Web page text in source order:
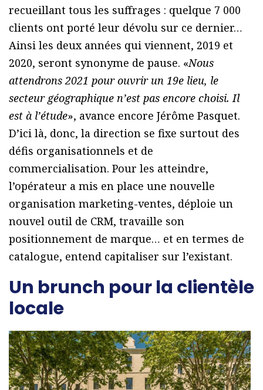
recueillant tous les suffrages : quelque 7 000
clients ont porté leur dévolu sur ce dernier…
Ainsi les deux années qui viennent, 2019 et
2020, seront synonyme de pause. «Nous
attendrons 2021 pour ouvrir un 19e lieu, le
secteur géographique n’est pas encore choisi. Il
est à l’étude», avance encore Jérôme Pasquet.
D’ici là, donc, la direction se fixe surtout des
défis organisationnels et de
commercialisation. Pour les atteindre,
l’opérateur a mis en place une nouvelle
organisation marketing-ventes, déploie un
nouvel outil de CRM, travaille son
positionnement de marque… et en termes de
catalogue, entend capitaliser sur l’existant.
Un brunch pour la clientèle
locale